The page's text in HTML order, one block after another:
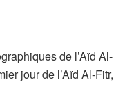
de l’Aïd Al-
jour de l’Aïd Al-Fitr,